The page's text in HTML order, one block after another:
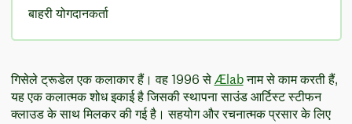
बाहरी योगदानकर्ता
गिसेले ट्रूडेल एक कलाकार हैं। वह 1996 से Ælabनाम से काम करती हैं,
यह एक कलात्मक शोध इकाई है जिसकी स्थापना साउंड आर्टिस्ट स्टीफन
क्लाउड के साथ मिलकर की गई है। सहयोग और रचनात्मक प्रसार के लिए